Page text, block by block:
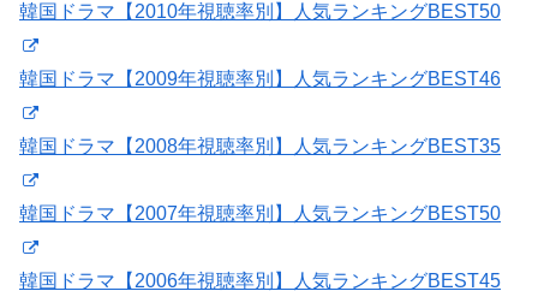
韓国ドラマ【2010年視聴率別】人気ランキングBEST50
韓国ドラマ【2009年視聴率別】人気ランキングBEST46
韓国ドラマ【2008年視聴率別】人気ランキングBEST35
韓国ドラマ【2007年視聴率別】人気ランキングBEST50
韓国ドラマ【2006年視聴率別】人気ランキングBEST45